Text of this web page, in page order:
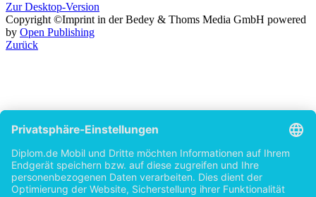
Zur Desktop-Version
Copyright ©Imprint in der Bedey & Thoms Media GmbH powered
by Open Publishing
Zurück